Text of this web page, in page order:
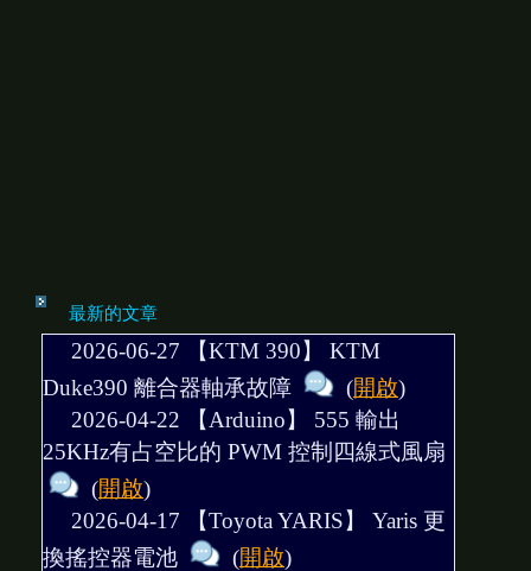
最新的文章
2026-06-27 【KTM 390】 KTM
Duke390 離合器軸承故障
(開啟)
2026-04-22 【Arduino】 555 輸出
25KHz有占空比的 PWM 控制四線式風扇
(開啟)
2026-04-17 【Toyota YARIS】 Yaris 更
換搖控器電池
(開啟)